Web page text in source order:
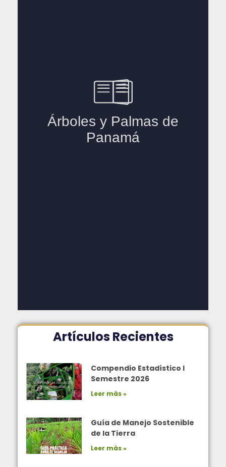
Artículos Recientes
Compendio Estadístico I
Semestre 2026
Leer más »
Guía de Manejo Sostenible
de la Tierra
Leer más »